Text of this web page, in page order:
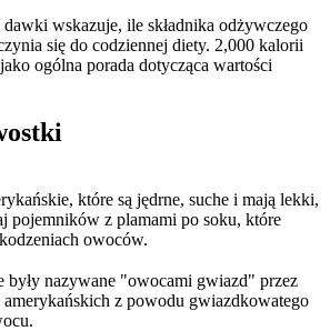
wskazuje, ile składnika odżywczego
się do codziennej diety. 2,000 kalorii
ogólna porada dotycząca wartości
które są jędrne, suche i mają lekki,
pojemników z plamami po soku, które
owoców.
były nazywane "owocami gwiazd" przez
z powodu gwiazdkowatego